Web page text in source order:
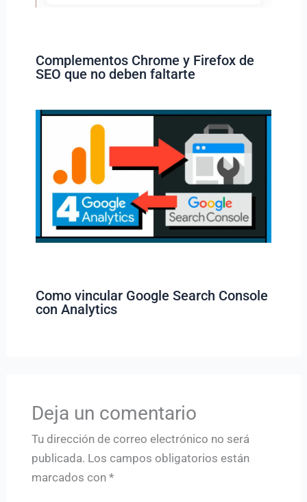
Complementos Chrome y Firefox de
SEO que no deben faltarte
Como vincular Google Search Console
con Analytics
Deja un comentario
Tu dirección de correo electrónico no será
publicada. Los campos obligatorios están
marcados con *